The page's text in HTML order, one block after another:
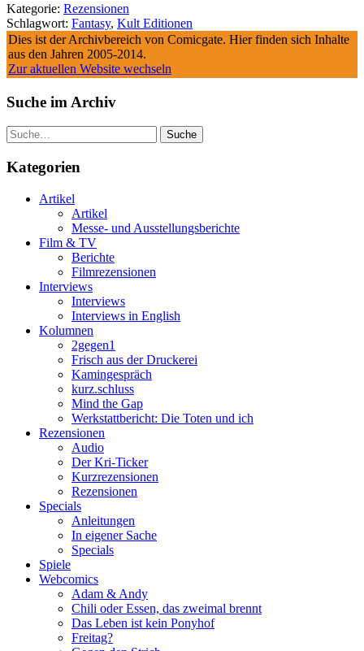
Kategorie: Rezensionen
Schlagwort: Fantasy, Kult Editionen
Dies ist der Archivbereich von Comicgate. Hier finden sich Inhalte
aus den Jahren 2005-2014.
Zur aktuellen Website wechseln
Suche im Archiv
Suche
Kategorien
Artikel
Artikel
Messe- und Ausstellungsberichte
Film & TV
Berichte
Filmrezensionen
Interviews
Interviews
Interviews in English
Kolumnen
2gegen1
Frisch aus der Druckerei
Kamingespräch
kurz.schluss
Mind the Gap
Werkstattbericht: Die Toten und ich
Rezensionen
Audio
Der Kri-Ticker
Kurzrezensionen
Rezensionen
Specials
Anleitungen
In eigener Sache
Specials
Spiele
Webcomics
Adam & Andy
Chili oder Essen, das zweimal brennt
Das Leben ist kein Ponyhof
Freitag?